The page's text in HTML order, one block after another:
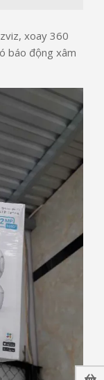
xoay 360
báo động xâm